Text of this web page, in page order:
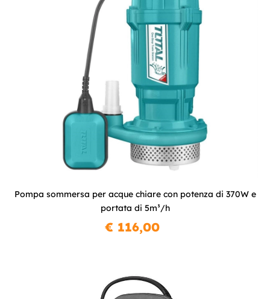
Pompa sommersa per acque chiare con potenza di 370W e
portata di 5m³/h
€ 116,00